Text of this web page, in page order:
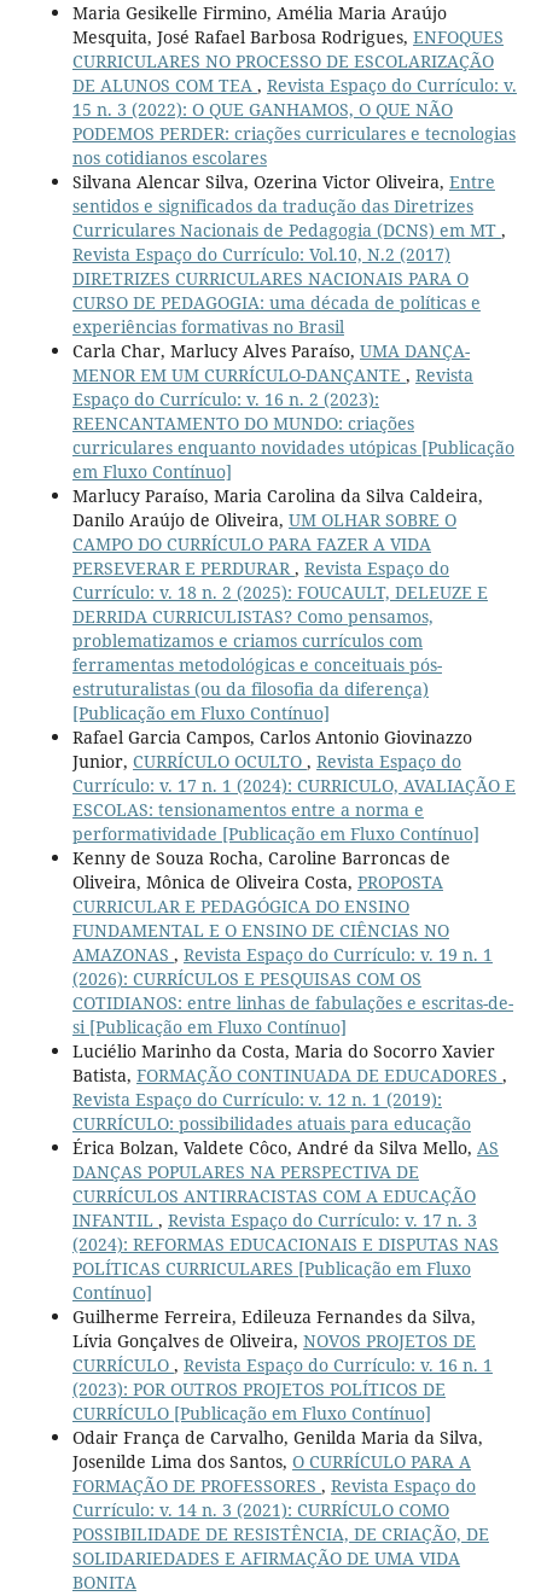
Maria Gesikelle Firmino, Amélia Maria Araújo
Mesquita, José Rafael Barbosa Rodrigues, ENFOQUES
CURRICULARES NO PROCESSO DE ESCOLARIZAÇÃO
DE ALUNOS COM TEA , Revista Espaço do Currículo: v.
15 n. 3 (2022): O QUE GANHAMOS, O QUE NÃO
PODEMOS PERDER: criações curriculares e tecnologias
nos cotidianos escolares
Silvana Alencar Silva, Ozerina Victor Oliveira, Entre
sentidos e significados da tradução das Diretrizes
Curriculares Nacionais de Pedagogia (DCNS) em MT ,
Revista Espaço do Currículo: Vol.10, N.2 (2017)
DIRETRIZES CURRICULARES NACIONAIS PARA O
CURSO DE PEDAGOGIA: uma década de políticas e
experiências formativas no Brasil
Carla Char, Marlucy Alves Paraíso, UMA DANÇA-
MENOR EM UM CURRÍCULO-DANÇANTE , Revista
Espaço do Currículo: v. 16 n. 2 (2023):
REENCANTAMENTO DO MUNDO: criações
curriculares enquanto novidades utópicas [Publicação
em Fluxo Contínuo]
Marlucy Paraíso, Maria Carolina da Silva Caldeira,
Danilo Araújo de Oliveira, UM OLHAR SOBRE O
CAMPO DO CURRÍCULO PARA FAZER A VIDA
PERSEVERAR E PERDURAR, Revista Espaço do
Currículo: v. 18 n. 2 (2025): FOUCAULT, DELEUZE E
DERRIDA CURRICULISTAS? Como pensamos,
problematizamos e criamos currículos com
ferramentas metodológicas e conceituais pós-
estruturalistas (ou da filosofia da diferença)
[Publicação em Fluxo Contínuo]
Rafael Garcia Campos, Carlos Antonio Giovinazzo
Junior, CURRÍCULO OCULTO , Revista Espaço do
Currículo: v. 17 n. 1 (2024): CURRICULO, AVALIAÇÃO E
ESCOLAS: tensionamentos entre a norma e
performatividade [Publicação em Fluxo Contínuo]
Kenny de Souza Rocha, Caroline Barroncas de
Oliveira, Mônica de Oliveira Costa, PROPOSTA
CURRICULAR E PEDAGÓGICA DO ENSINO
FUNDAMENTAL E O ENSINO DE CIÊNCIAS NO
AMAZONAS , Revista Espaço do Currículo: v. 19 n. 1
(2026): CURRÍCULOS E PESQUISAS COM OS
COTIDIANOS: entre linhas de fabulações e escritas-de-
si [Publicação em Fluxo Contínuo]
Luciélio Marinho da Costa, Maria do Socorro Xavier
Batista, FORMAÇÃO CONTINUADA DE EDUCADORES ,
Revista Espaço do Currículo: v. 12 n. 1 (2019):
CURRÍCULO: possibilidades atuais para educação
Érica Bolzan, Valdete Côco, André da Silva Mello, AS
DANÇAS POPULARES NA PERSPECTIVA DE
CURRÍCULOS ANTIRRACISTAS COM A EDUCAÇÃO
INFANTIL , Revista Espaço do Currículo: v. 17 n. 3
(2024): REFORMAS EDUCACIONAIS E DISPUTAS NAS
POLÍTICAS CURRICULARES [Publicação em Fluxo
Contínuo]
Guilherme Ferreira, Edileuza Fernandes da Silva,
Lívia Gonçalves de Oliveira, NOVOS PROJETOS DE
CURRÍCULO , Revista Espaço do Currículo: v. 16 n. 1
(2023): POR OUTROS PROJETOS POLÍTICOS DE
CURRÍCULO [Publicação em Fluxo Contínuo]
Odair França de Carvalho, Genilda Maria da Silva,
Josenilde Lima dos Santos, O CURRÍCULO PARA A
FORMAÇÃO DE PROFESSORES , Revista Espaço do
Currículo: v. 14 n. 3 (2021): CURRÍCULO COMO
POSSIBILIDADE DE RESISTÊNCIA, DE CRIAÇÃO, DE
SOLIDARIEDADES E AFIRMAÇÃO DE UMA VIDA
BONITA